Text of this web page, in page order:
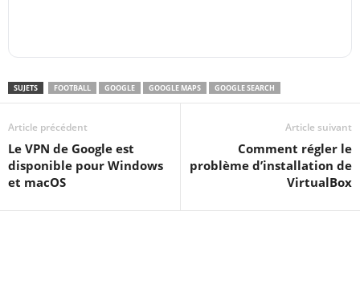
SUJETS FOOTBALL GOOGLE GOOGLE MAPS GOOGLE SEARCH
Article précédent
Le VPN de Google est
disponible pour Windows
et macOS
Article suivant
Comment régler le
problème d’installation de
VirtualBox